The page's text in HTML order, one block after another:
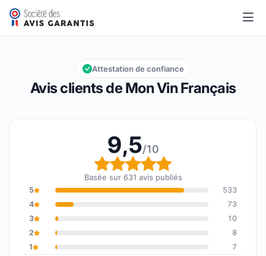
Mon Vin Français
Note globale : 9,5 sur 10
9,5/10
Avis clients de Mon Vin Français
Attestation de confiance
9,5/10
Note globale : 9,5 sur
Basée sur 631 avis publiés
5
533
4
73
3
10
2
8
1
7